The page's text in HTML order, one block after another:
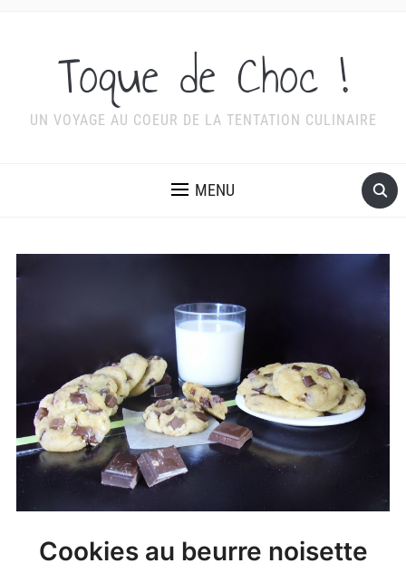
Toque de Choc !
UN VOYAGE AU COEUR DE LA TENTATION CULINAIRE
MENU
Cookies au beurre noisette